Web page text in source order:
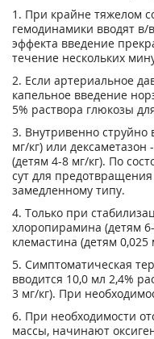
1. При крайне тяжелом
гемодинамики вводят
эффекта введение
течение нескольких
2. Если артериальное
капельное введение
5% раствора глюкозы
3. Внутривенно струйно
мг/кг) или дексаметазон
(детям 4-8 мг/кг). По
сут для
замедленному типу.
4. Только при
хлоропирамина (детям
клемастина (детям
5. Симптоматическая
вводится 10,0 мл 2,4%
3 мг/кг). При
6. При необходимости
массы, начинают